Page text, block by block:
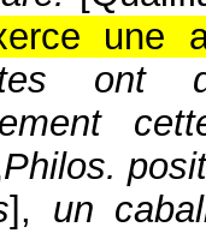
une
ont
Philos.
], un